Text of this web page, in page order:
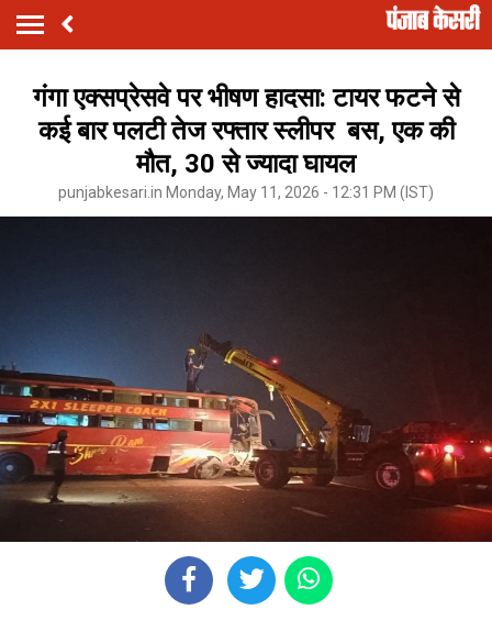
गंगा एक्सप्रेसवे पर भीषण हादसा: टायर फटने से
कई बार पलटी तेज रफ्तार स्लीपर बस, एक की
मौत, 30 से ज्यादा घायल
punjabkesari.in Monday, May 11, 2026 - 12:31 PM (IST)